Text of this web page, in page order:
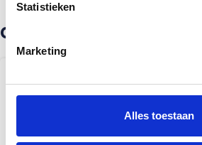
Statistieken
Marketing
Alles toestaan
Gerelateerde producten